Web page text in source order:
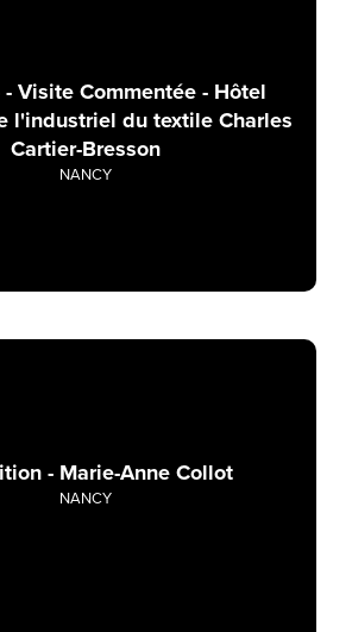
Visite Commentée - Hôtel
l'industriel du textile Charles
Cartier-Bresson
NANCY
- Marie-Anne Collot
NANCY